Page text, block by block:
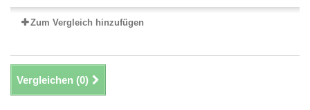
Zum Vergleich hinzufügen
Vergleichen (0)